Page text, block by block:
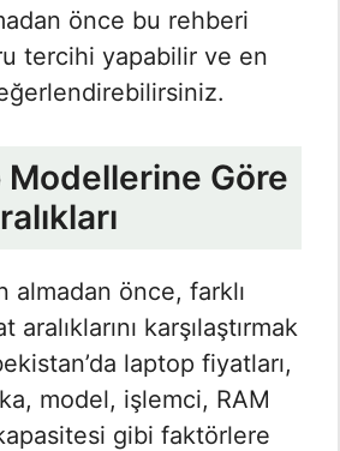
önce bu rehberi
tercihi yapabilir ve en
Modellerine Göre
almadan önce, farklı
karşılaştırmak
laptop fiyatları,
model, işlemci, RAM
gibi faktörlere